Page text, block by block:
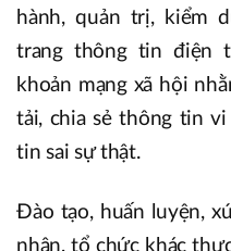
hành, quản trị, kiểm
trang thông tin điện
khoản mạng xã hội
tải, chia sẻ thông tin
tin sai sự thật.
Đào tạo, huấn luyện,
nhân, tổ chức khác